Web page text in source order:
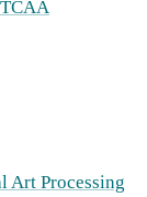
Art Processing